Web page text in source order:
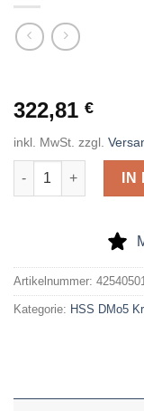
322,81 €
inkl. MwSt. zzgl.
HSS-dmo5-
Artikelnummer:
Kategorie: HSS DMo5